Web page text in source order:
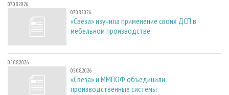
07.08.2026
07.08.2026
«Свеза» изучила применение своих ДСП в
мебельном производстве
05.08.2026
05.08.2026
«Свеза» и ММПОФ объединили
производственные системы